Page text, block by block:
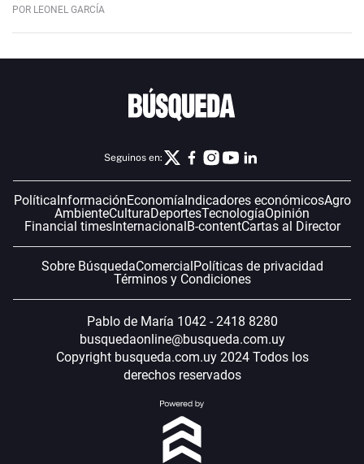
POR LEONEL GARCÍA
Seguinos en:
PolíticaInformaciónEconomíaIndicadores económicosAgro
AmbienteCulturaDeportesTecnologíaOpinión
Financial timesInternacionalB-contentCartas al Director
Sobre BúsquedaComercialPolíticas de privacidad
Términos y Condiciones
Pablo de María 1042 - 2418 8280
busquedaonline@busqueda.com.uy
Copyright busqueda.com.uy 2024 Todos los
derechos reservados